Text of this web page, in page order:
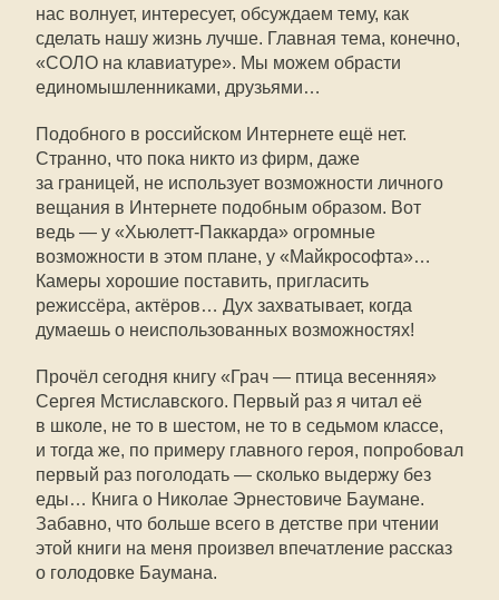
нас волнует, интересует, обсуждаем тему, как
сделать нашу жизнь лучше. Главная тема, конечно,
«СОЛО на клавиатуре». Мы можем обрасти
единомышленниками, друзьями…
Подобного в российском Интернете ещё нет.
Странно, что пока никто из фирм, даже
за границей, не использует возможности личного
вещания в Интернете подобным образом. Вот
ведь — у «Хьюлетт-Паккарда» огромные
возможности в этом плане, у «Майкрософта»…
Камеры хорошие поставить, пригласить
режиссёра, актёров… Дух захватывает, когда
думаешь о неиспользованных возможностях!
Прочёл сегодня книгу «Грач — птица весенняя»
Сергея Мстиславского. Первый раз я читал её
в школе, не то в шестом, не то в седьмом классе,
и тогда же, по примеру главного героя, попробовал
первый раз поголодать — сколько выдержу без
еды… Книга о Николае Эрнестовиче Баумане.
Забавно, что больше всего в детстве при чтении
этой книги на меня произвел впечатление рассказ
о голодовке Баумана.